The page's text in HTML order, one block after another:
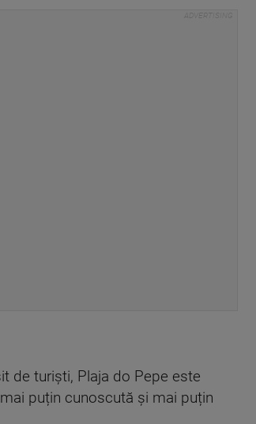
de turiști, Plaja do Pepe este
puțin cunoscută și mai puțin